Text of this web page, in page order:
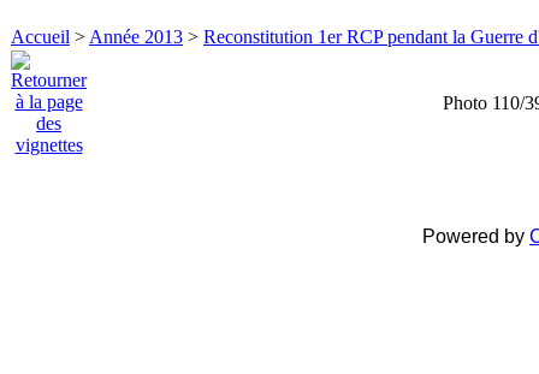
Accueil > Année 2013 > Reconstitution 1er RCP pendant la Guerre
Photo 110/
Powered by